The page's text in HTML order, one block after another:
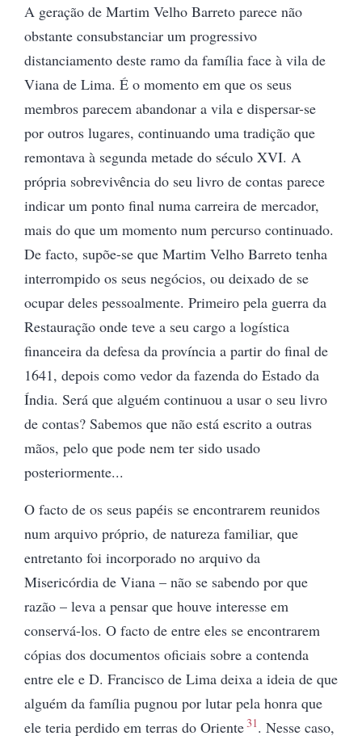
A geração de Martim Velho Barreto parece não
obstante consubstanciar um progressivo
distanciamento deste ramo da família face à vila de
Viana de Lima. É o momento em que os seus
membros parecem abandonar a vila e dispersar-se
por outros lugares, continuando uma tradição que
remontava à segunda metade do século XVI. A
própria sobrevivência do seu livro de contas parece
indicar um ponto final numa carreira de mercador,
mais do que um momento num percurso continuado.
De facto, supõe-se que Martim Velho Barreto tenha
interrompido os seus negócios, ou deixado de se
ocupar deles pessoalmente. Primeiro pela guerra da
Restauração onde teve a seu cargo a logística
financeira da defesa da província a partir do final de
1641, depois como vedor da fazenda do Estado da
Índia. Será que alguém continuou a usar o seu livro
de contas? Sabemos que não está escrito a outras
mãos, pelo que pode nem ter sido usado
posteriormente...
O facto de os seus papéis se encontrarem reunidos
num arquivo próprio, de natureza familiar, que
entretanto foi incorporado no arquivo da
Misericórdia de Viana – não se sabendo por que
razão – leva a pensar que houve interesse em
conservá-los. O facto de entre eles se encontrarem
cópias dos documentos oficiais sobre a contenda
entre ele e D. Francisco de Lima deixa a ideia de que
alguém da família pugnou por lutar pela honra que
ele teria perdido em terras do Oriente 31. Nesse caso,